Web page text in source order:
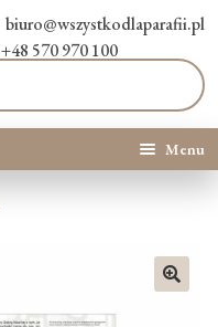
biuro@wszystkodlaparafii.pl
+48 570 970 100
Menu